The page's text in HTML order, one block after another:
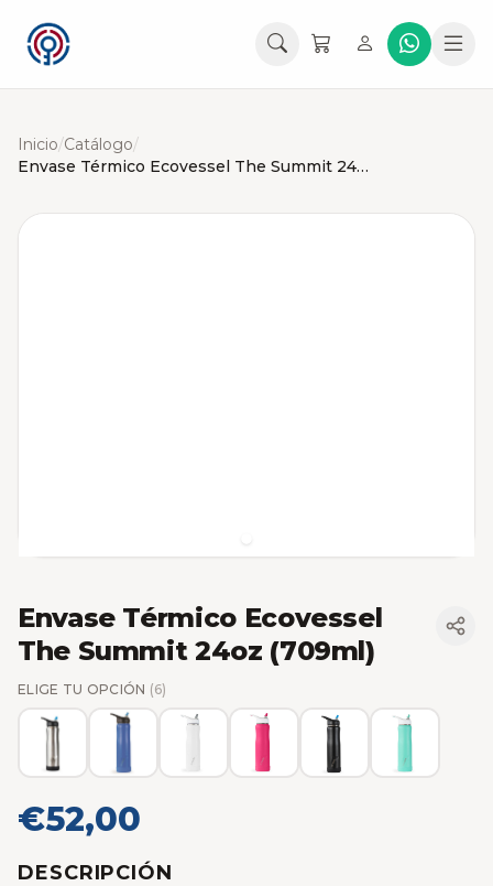
Inicio/Catálogo/
Envase Térmico Ecovessel The Summit 24oz (709ml)
Envase Térmico Ecovessel
The Summit 24oz (709ml)
ELIGE TU OPCIÓN (6)
€52,00
DESCRIPCIÓN